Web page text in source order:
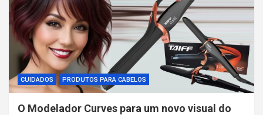
CUIDADOS PRODUTOS PARA CABELOS
O Modelador Curves para um novo visual do